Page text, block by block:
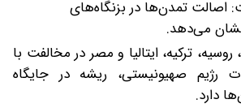
اصالت تمدن‌ها در بزنگاه‌های
می‌دهد.
ترکیه، ایتالیا و مصر در مخالفت با
رژیم صهیونیستی، ریشه در جایگاه
دارد.